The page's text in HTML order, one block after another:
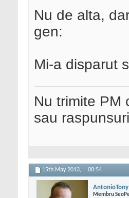
Nu de alta,
gen:
Mi-a disparut
Nu trimite PM
sau
15th May 2013, 00:54
AntonioTony
Membru